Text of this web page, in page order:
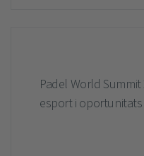
Padel World
esport i